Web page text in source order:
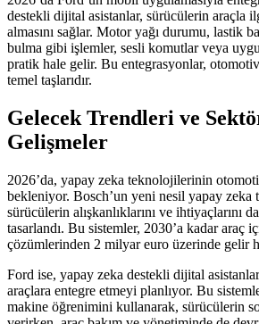
destekli dijital asistanlar, sürücülerin araçla
almasını sağlar. Motor yağı durumu, lastik
bulma gibi işlemler, sesli komutlar veya
pratik hale gelir. Bu entegrasyonlar,
temel taşlarıdır.
Gelecek Trendleri ve
Gelişmeler
2026’da, yapay zeka teknolojilerinin
bekleniyor. Bosch’un yeni nesil yapay zeka
sürücülerin alışkanlıklarını ve ihtiyaçlarını
tasarlandı. Bu sistemler, 2030’a kadar araç
çözümlerinden 2 milyar euro üzerinde gelir
Ford ise, yapay zeka destekli dijital
araçlara entegre etmeyi planlıyor. Bu
makine öğrenimini kullanarak, sürücülerin